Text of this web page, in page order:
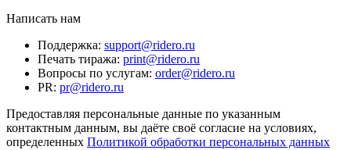
Написать нам
Поддержка: support@ridero.ru
Печать тиража: print@ridero.ru
Вопросы по услугам: order@ridero.ru
PR: pr@ridero.ru
Предоставляя персональные данные по указанным
контактным данным, вы даёте своё согласие на условиях,
определенных Политикой обработки персональных данных